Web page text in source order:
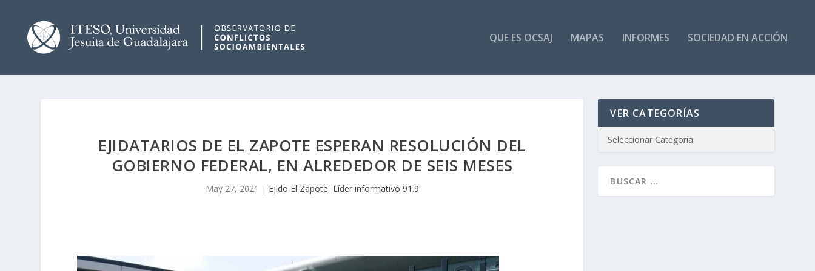
QUE ES OCSAJ MAPAS INFORMES SOCIEDAD EN ACCIÓN
EJIDATARIOS DE EL ZAPOTE ESPERAN RESOLUCIÓN DEL
GOBIERNO FEDERAL, EN ALREDEDOR DE SEIS MESES
May 27, 2021 | Ejido El Zapote, Líder informativo 91.9
VER CATEGORÍAS